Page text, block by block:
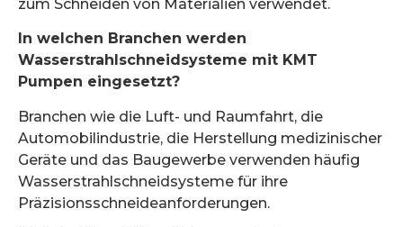
zum Schneiden von Materialien verwendet.
In welchen Branchen werden
Wasserstrahlschneidsysteme mit KMT
Pumpen eingesetzt?
Branchen wie die Luft- und Raumfahrt, die
Automobilindustrie, die Herstellung medizinischer
Geräte und das Baugewerbe verwenden häufig
Wasserstrahlschneidsysteme für ihre
Präzisionsschneideanforderungen.